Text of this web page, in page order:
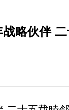
战略伙伴